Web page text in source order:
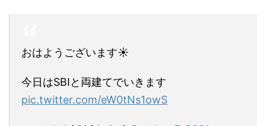
おはようございます☀
今日はSBIと両建てでいきます
pic.twitter.com/eW0tNs1owS